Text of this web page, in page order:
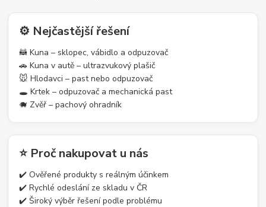
⚙️ Nejčastější řešení
🦝 Kuna – sklopec, vábidlo a odpuzovač
🚗 Kuna v autě – ultrazvukový plašič
🐭 Hlodavci – past nebo odpuzovač
🕳️ Krtek – odpuzovač a mechanická past
🐗 Zvěř – pachový ohradník
⭐ Proč nakupovat u nás
✔️ Ověřené produkty s reálným účinkem
✔️ Rychlé odeslání ze skladu v ČR
✔️ Široký výběr řešení podle problému